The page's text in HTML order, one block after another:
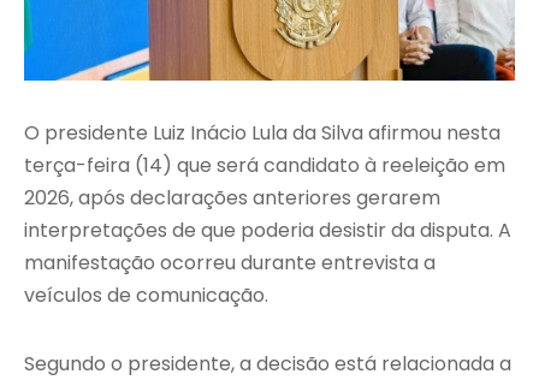
O presidente Luiz Inácio Lula da Silva afirmou nesta
terça-feira (14) que será candidato à reeleição em
2026, após declarações anteriores gerarem
interpretações de que poderia desistir da disputa. A
manifestação ocorreu durante entrevista a
veículos de comunicação.
Segundo o presidente, a decisão está relacionada a